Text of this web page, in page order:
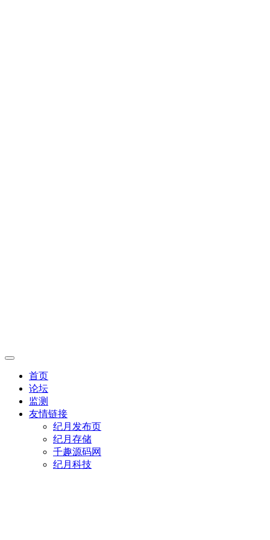
首页
论坛
监测
友情链接
纪月发布页
纪月存储
千趣源码网
纪月科技